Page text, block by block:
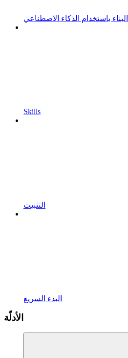
البناء باستخدام الذكاء الاصطناعي
Skills
التثبيت
البدء السريع
الأدلّة